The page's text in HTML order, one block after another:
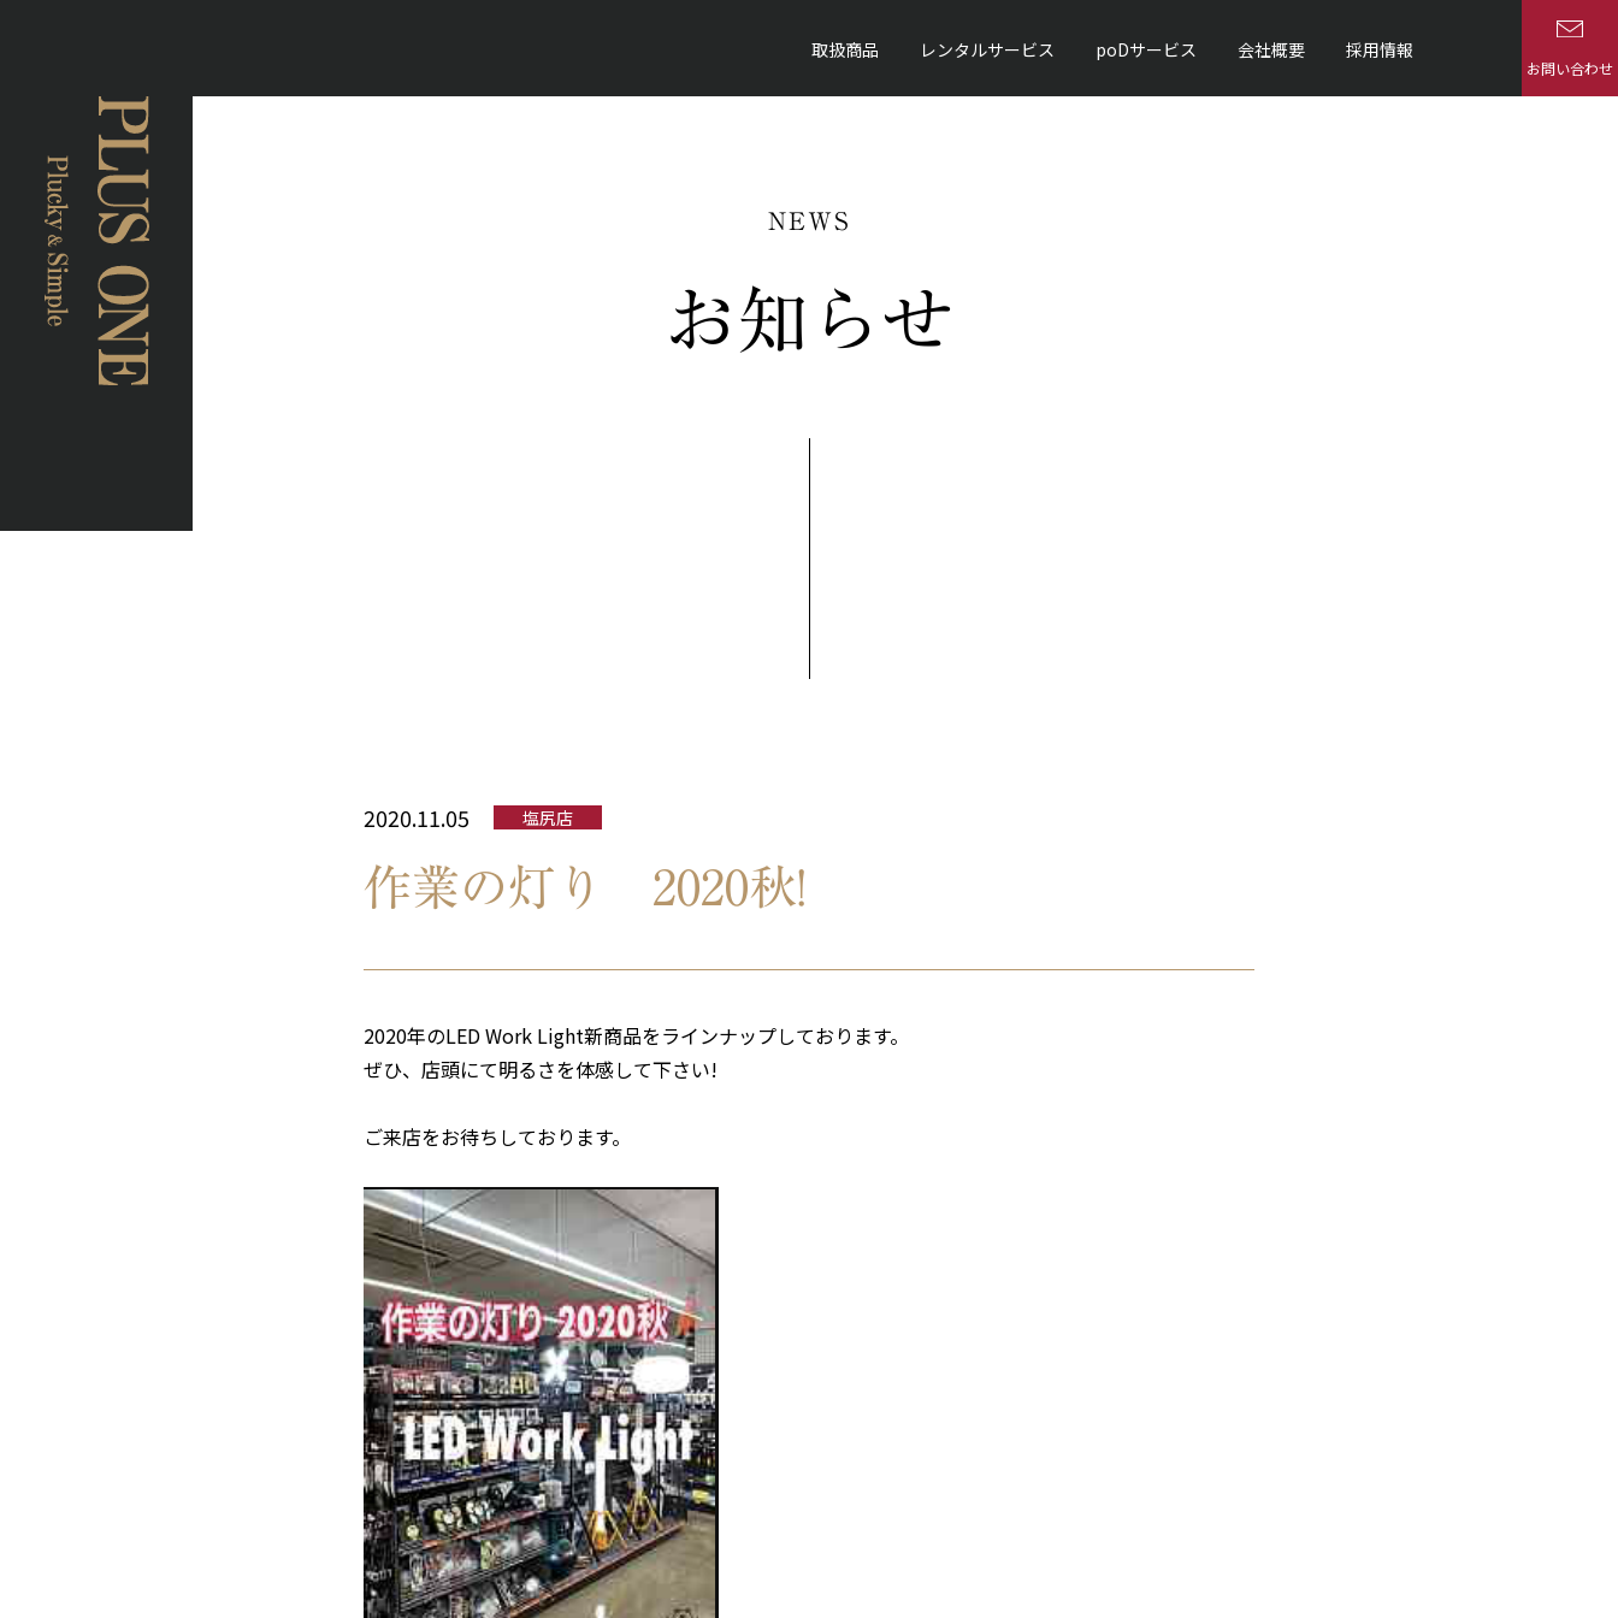
取扱商品 レンタルサービス poDサービス 会社概要 採用情報
お問い合わせ
NEWS
お知らせ
2020.11.05 塩尻店
作業の灯り 2020秋!
2020年のLED Work Light新商品をラインナップしております。
ぜひ、店頭にて明るさを体感して下さい!
ご来店をお待ちしております。